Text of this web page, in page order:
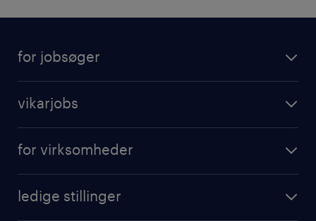
for jobsøger
vikarjobs
for virksomheder
ledige stillinger